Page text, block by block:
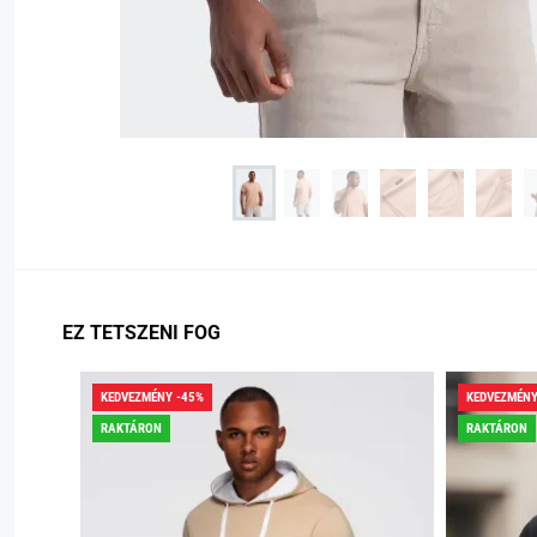
EZ TETSZENI FOG
KEDVEZMÉNY -45%
RAKTÁRON
RAKTÁRON